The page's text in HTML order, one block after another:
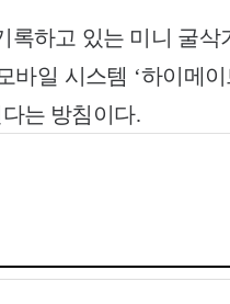
하고 있는 미니 굴삭
일 시스템 ‘하이메이
는 방침이다.